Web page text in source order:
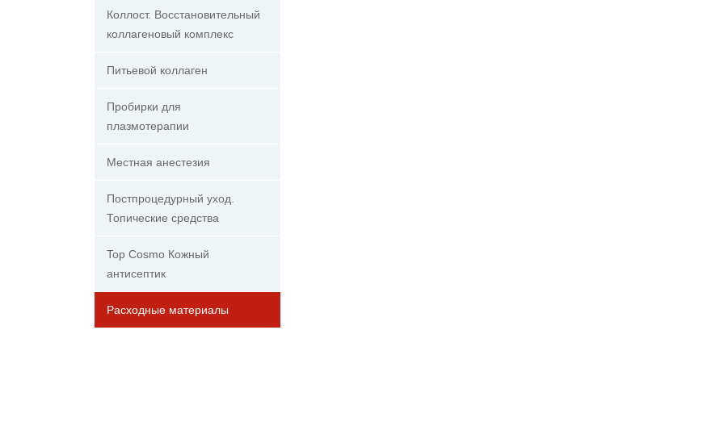
Коллост. Восстановительный
коллагеновый комплекс
Питьевой коллаген
Пробирки для
плазмотерапии
Местная анестезия
Постпроцедурный уход.
Топические средства
Top Cosmo Кожный
антисептик
Расходные материалы